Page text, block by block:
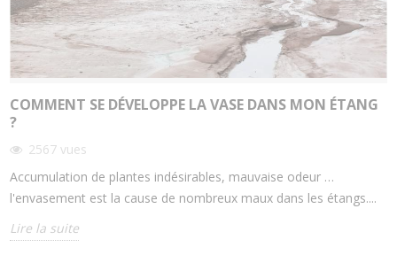
COMMENT SE DÉVELOPPE LA VASE DANS MON ÉTANG
?
2567vues
Accumulation de plantes indésirables, mauvaise odeur …
l'envasement est la cause de nombreux maux dans les étangs....
Lire la suite